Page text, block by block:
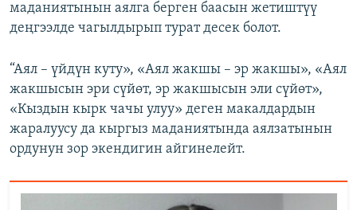
маданиятынын аялга берген баасын жетиштүү
деңгээлде чагылдырып турат десек болот.
“Аял – үйдүн куту», «Аял жакшы – эр жакшы», «Аял
жакшысын эри сүйөт, эр жакшысын эли сүйөт»,
«Кыздын кырк чачы улуу» деген макалдардын
жаралуусу да кыргыз маданиятында аялзатынын
ордунун зор экендигин айгинелейт.